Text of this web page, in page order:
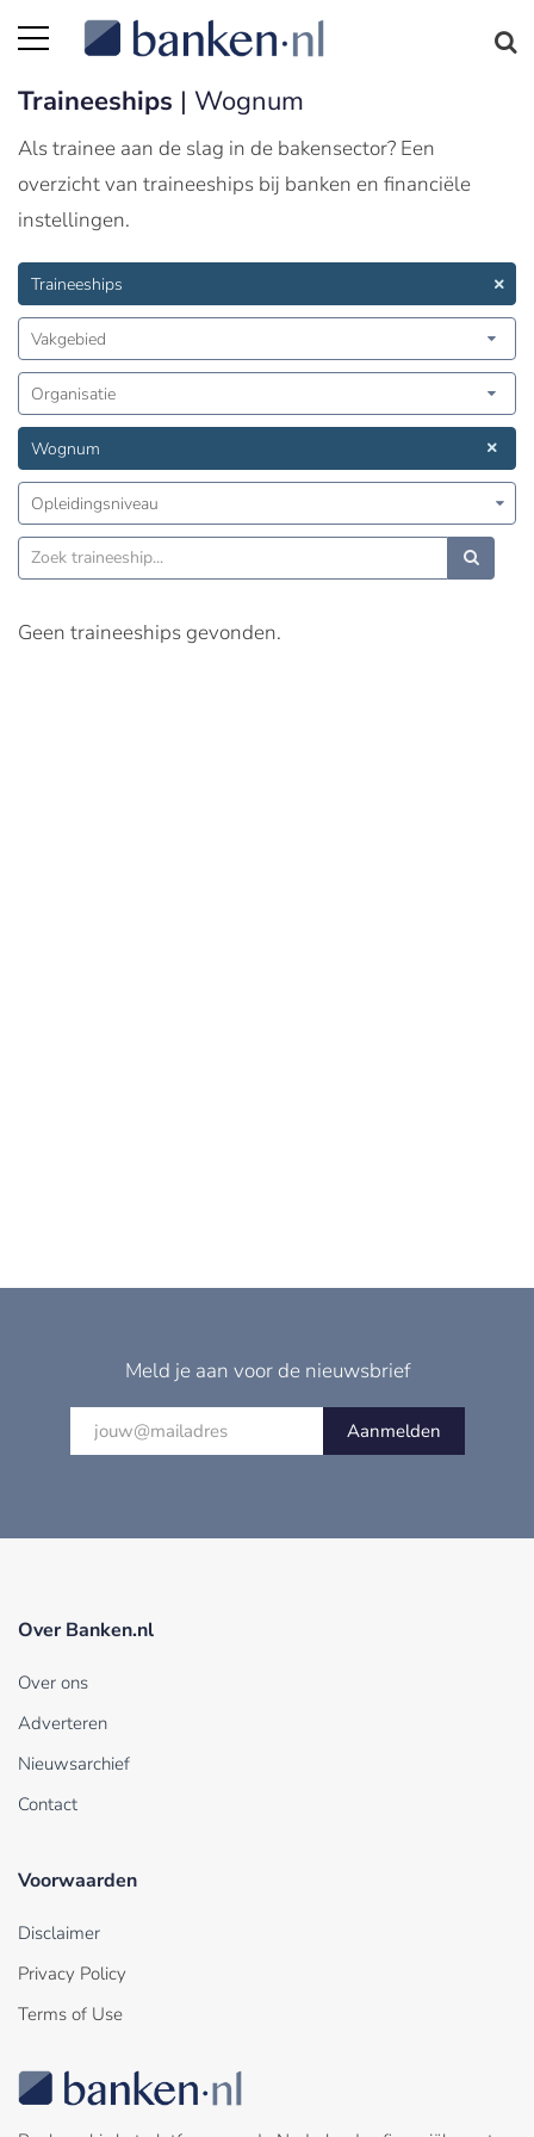
Traineeships | Wognum
Als trainee aan de slag in de bakensector? Een
overzicht van traineeships bij banken en financiële
instellingen.
Traineeships
Vakgebied
Organisatie
Wognum
Opleidingsniveau
Geen traineeships gevonden.
Meld je aan voor de nieuwsbrief
Aanmelden
Over Banken.nl
Over ons
Adverteren
Nieuwsarchief
Contact
Voorwaarden
Disclaimer
Privacy Policy
Terms of Use